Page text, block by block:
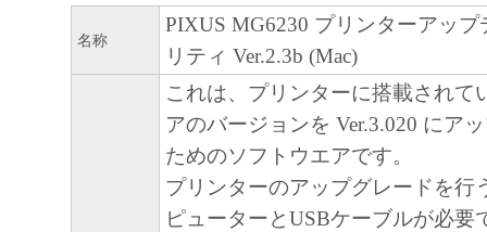
任を負いません。
ユーザーは、日本国政府または該当国
許可等を得ることなしに、本ソフトウ
一部を、直接または間接に輸出しては
名称
PIXUS MG6230 プリンターアッ
リティ Ver.2.3b (Mac)
これは、プリンターに搭載されて
アのバージョンを Ver.3.020 にア
ためのソフトウエアです。
プリンターのアップグレードを行
ピューターとUSBケーブルが必要